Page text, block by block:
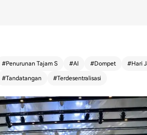
#Penurunan Tajam S #AI #Dompet #Hari
#Tandatangan #Terdesentralisasi